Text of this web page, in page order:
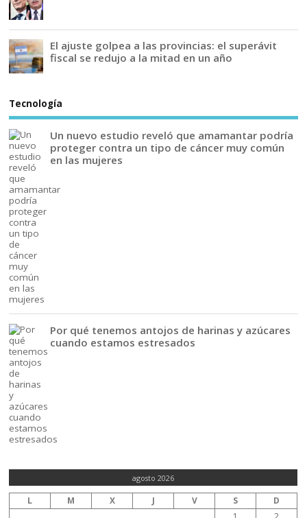
El ajuste golpea a las provincias: el superávit
fiscal se redujo a la mitad en un año
Tecnología
Un nuevo estudio reveló que amamantar podría
proteger contra un tipo de cáncer muy común
en las mujeres
Por qué tenemos antojos de harinas y azúcares
cuando estamos estresados
agosto 2026
L M X J V S
D